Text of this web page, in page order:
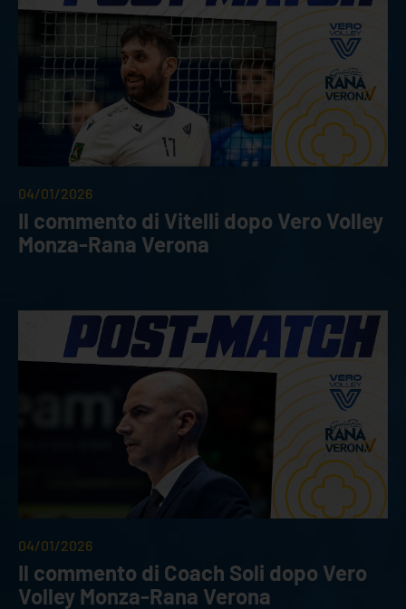
04/01/2026
Il commento di Vitelli dopo Vero Volley
Monza-Rana Verona
04/01/2026
Il commento di Coach Soli dopo Vero
Volley Monza-Rana Verona